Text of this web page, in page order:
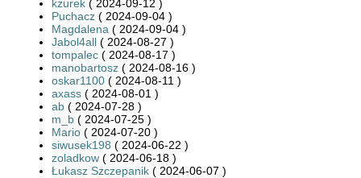
kzurek ( 2024-09-12 )
Puchacz ( 2024-09-04 )
Magdalena ( 2024-09-04 )
Jabol4all ( 2024-08-27 )
tompalec ( 2024-08-17 )
manobartosz ( 2024-08-16 )
oskar1100 ( 2024-08-11 )
axass ( 2024-08-01 )
ab ( 2024-07-28 )
m_b ( 2024-07-25 )
Mario ( 2024-07-20 )
siwusek198 ( 2024-06-22 )
zoladkow ( 2024-06-18 )
Łukasz Szczepanik ( 2024-06-07 )